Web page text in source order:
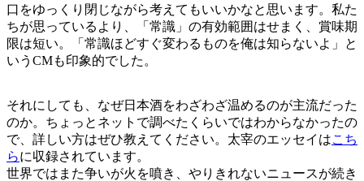
口をゆっくり閉じながら考えてもいいかなと思います。私た
ちが思っているより、「常識」の有効範囲はせまく、賞味期
限は短い。「常識ほどすぐ変わるものを俺は知らないよ」と
いうCMも印象的でした。
それにしても、なぜ日本酒をわざわざ温めるのが主流だった
のか。ちょっとネットで調べたくらいではわからなかったの
で、詳しい方はぜひ教えてください。太宰のエッセイはこち
らに収録されています。
世界ではまた争いが火を噴き、やりきれないニュースが続き